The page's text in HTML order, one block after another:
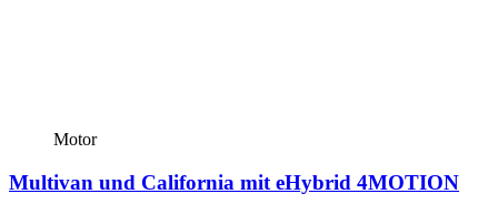
Motor
Multivan und California mit eHybrid 4MOTION